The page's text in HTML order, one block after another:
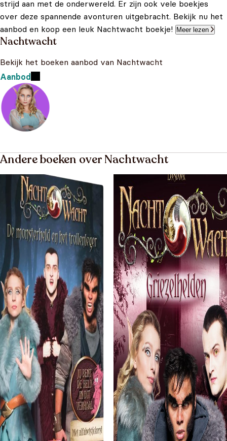
strijd aan met de onderwereld. Er zijn ook vele boekjes
over deze spannende avonturen uitgebracht. Bekijk nu het
aanbod en koop een leuk Nachtwacht boekje!
Meer lezen
Nachtwacht
Bekijk het boeken aanbod van Nachtwacht
Aanbod
Andere boeken over Nachtwacht